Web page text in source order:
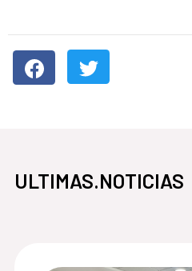
ULTIMAS.NOTICIAS